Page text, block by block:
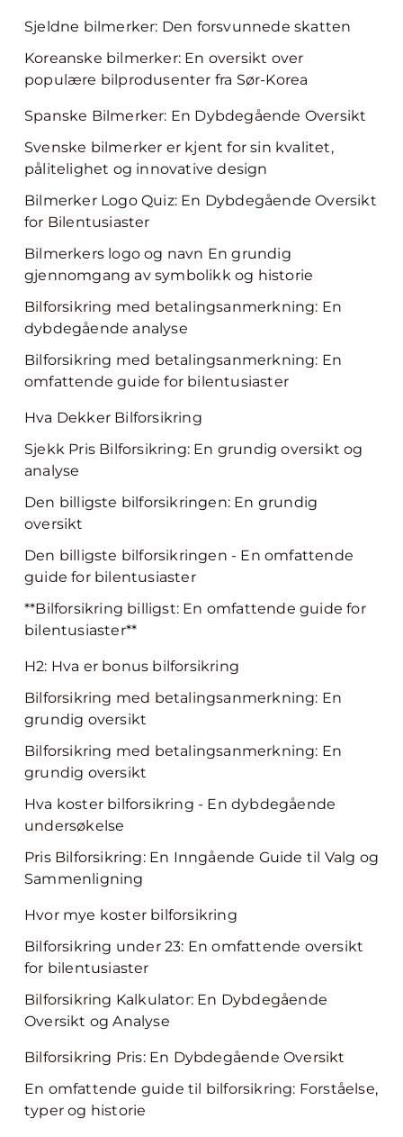
Sjeldne bilmerker: Den forsvunnede skatten
Koreanske bilmerker: En oversikt over
populære bilprodusenter fra Sør-Korea
Spanske Bilmerker: En Dybdegående Oversikt
Svenske bilmerker er kjent for sin kvalitet,
pålitelighet og innovative design
Bilmerker Logo Quiz: En Dybdegående Oversikt
for Bilentusiaster
Bilmerkers logo og navn En grundig
gjennomgang av symbolikk og historie
Bilforsikring med betalingsanmerkning: En
dybdegående analyse
Bilforsikring med betalingsanmerkning: En
omfattende guide for bilentusiaster
Hva Dekker Bilforsikring
Sjekk Pris Bilforsikring: En grundig oversikt og
analyse
Den billigste bilforsikringen: En grundig
oversikt
Den billigste bilforsikringen - En omfattende
guide for bilentusiaster
**Bilforsikring billigst: En omfattende guide for
bilentusiaster**
H2: Hva er bonus bilforsikring
Bilforsikring med betalingsanmerkning: En
grundig oversikt
Bilforsikring med betalingsanmerkning: En
grundig oversikt
Hva koster bilforsikring - En dybdegående
undersøkelse
Pris Bilforsikring: En Inngående Guide til Valg og
Sammenligning
Hvor mye koster bilforsikring
Bilforsikring under 23: En omfattende oversikt
for bilentusiaster
Bilforsikring Kalkulator: En Dybdegående
Oversikt og Analyse
Bilforsikring Pris: En Dybdegående Oversikt
En omfattende guide til bilforsikring: Forståelse,
typer og historie